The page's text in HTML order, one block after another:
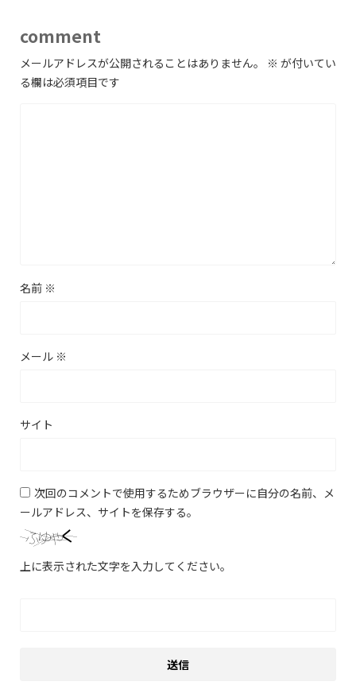
comment
メールアドレスが公開されることはありません。 ※ が付いてい
る欄は必須項目です
名前 ※
メール ※
サイト
次回のコメントで使用するためブラウザーに自分の名前、メ
ールアドレス、サイトを保存する。
上に表示された文字を入力してください。